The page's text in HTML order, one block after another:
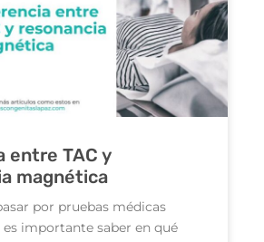
entre TAC y
magnética
por pruebas médicas
importante saber en qué